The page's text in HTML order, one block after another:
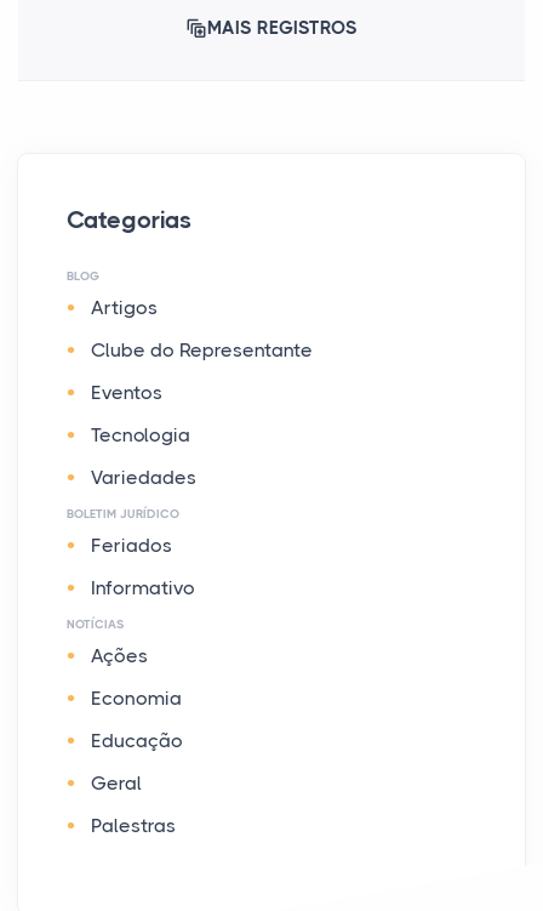
MAIS REGISTROS
Categorias
BLOG
Artigos
Clube do Representante
Eventos
Tecnologia
Variedades
BOLETIM JURÍDICO
Feriados
Informativo
NOTÍCIAS
Ações
Economia
Educação
Geral
Palestras